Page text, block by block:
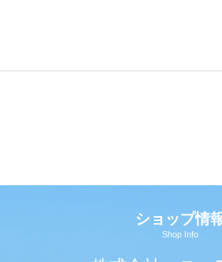
ショップ情
Shop Info